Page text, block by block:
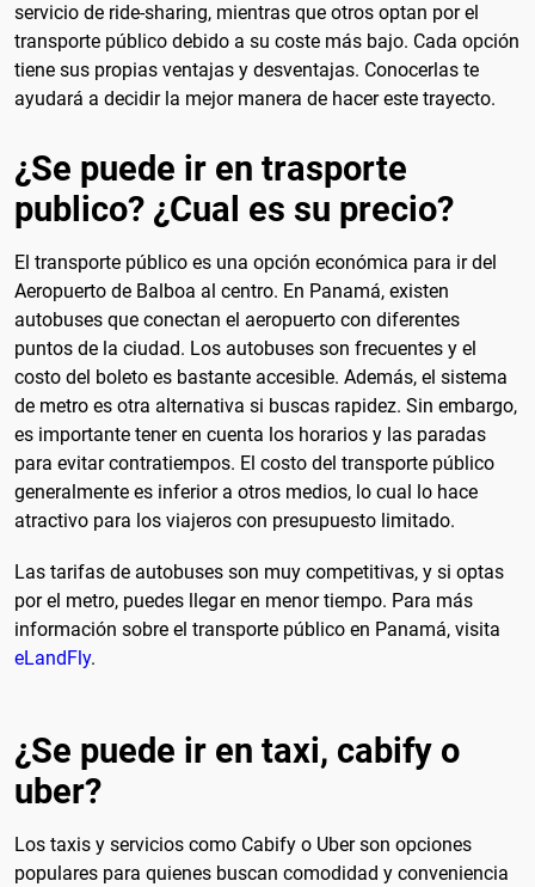
servicio de ride-sharing, mientras que otros optan por el
transporte público debido a su coste más bajo. Cada opción
tiene sus propias ventajas y desventajas. Conocerlas te
ayudará a decidir la mejor manera de hacer este trayecto.
¿Se puede ir en trasporte
publico? ¿Cual es su precio?
El transporte público es una opción económica para ir del
Aeropuerto de Balboa al centro. En Panamá, existen
autobuses que conectan el aeropuerto con diferentes
puntos de la ciudad. Los autobuses son frecuentes y el
costo del boleto es bastante accesible. Además, el sistema
de metro es otra alternativa si buscas rapidez. Sin embargo,
es importante tener en cuenta los horarios y las paradas
para evitar contratiempos. El costo del transporte público
generalmente es inferior a otros medios, lo cual lo hace
atractivo para los viajeros con presupuesto limitado.
Las tarifas de autobuses son muy competitivas, y si optas
por el metro, puedes llegar en menor tiempo. Para más
información sobre el transporte público en Panamá, visita
eLandFly.
¿Se puede ir en taxi, cabify o
uber?
Los taxis y servicios como Cabify o Uber son opciones
populares para quienes buscan comodidad y conveniencia